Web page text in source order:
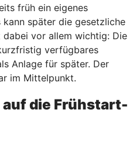
früh ein eigenes
später die gesetzliche
dabei vor allem wichtig: Die
verfügbares
Anlage für später. Der
im Mittelpunkt.
die Frühstart-